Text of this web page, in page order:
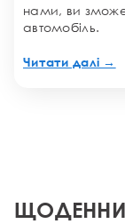
нами, ви
автомобіль.
Читати далі →